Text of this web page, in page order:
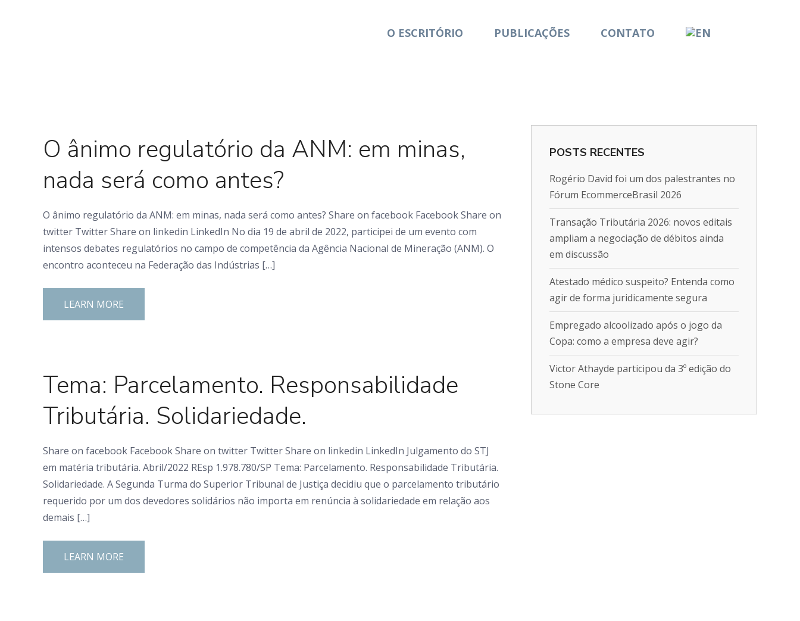
O ESCRITÓRIO PUBLICAÇÕES CONTATO
O ânimo regulatório da ANM: em minas,
nada será como antes?
O ânimo regulatório da ANM: em minas, nada será como antes? Share on facebook Facebook Share on
twitter Twitter Share on linkedin LinkedIn No dia 19 de abril de 2022, participei de um evento com
intensos debates regulatórios no campo de competência da Agência Nacional de Mineração (ANM). O
encontro aconteceu na Federação das Indústrias […]
LEARN MORE
Tema: Parcelamento. Responsabilidade
Tributária. Solidariedade.
Share on facebook Facebook Share on twitter Twitter Share on linkedin LinkedIn Julgamento do STJ
em matéria tributária. Abril/2022 REsp 1.978.780/SP Tema: Parcelamento. Responsabilidade Tributária.
Solidariedade. A Segunda Turma do Superior Tribunal de Justiça decidiu que o parcelamento tributário
requerido por um dos devedores solidários não importa em renúncia à solidariedade em relação aos
demais […]
LEARN MORE
POSTS RECENTES
Rogério David foi um dos palestrantes no
Fórum EcommerceBrasil 2026
Transação Tributária 2026: novos editais
ampliam a negociação de débitos ainda
em discussão
Atestado médico suspeito? Entenda como
agir de forma juridicamente segura
Empregado alcoolizado após o jogo da
Copa: como a empresa deve agir?
Victor Athayde participou da 3º edição do
Stone Core